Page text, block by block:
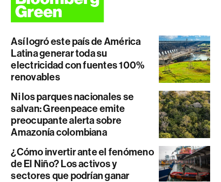
Así logró este país de América
Latina generar toda su
electricidad con fuentes 100%
renovables
Ni los parques nacionales se
salvan: Greenpeace emite
preocupante alerta sobre
Amazonía colombiana
¿Cómo invertir ante el fenómeno
de El Niño? Los activos y
sectores que podrían ganar